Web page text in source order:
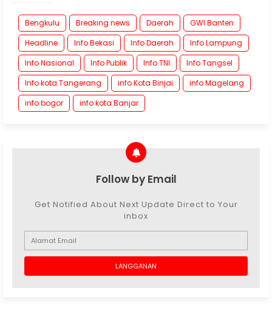
Bengkulu Breaking news Daerah
GWI Banten
Headline
Info Bekasi Info Daerah
Info Lampung
Info Nasional
Info Publik Info TNI
Info Tangsel
Info kota Tangerang
info Kota Binjai
info Magelang
info bogor
info kota Banjar
Follow by Email
Get Notified About Next Update Direct to Your
inbox